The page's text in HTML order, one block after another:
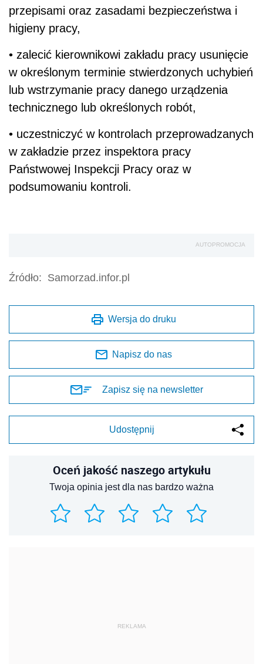
przepisami oraz zasadami bezpieczeństwa i
higieny pracy,
• zalecić kierownikowi zakładu pracy usunięcie
w określonym terminie stwierdzonych uchybień
lub wstrzymanie pracy danego urządzenia
technicznego lub określonych robót,
• uczestniczyć w kontrolach przeprowadzanych
w zakładzie przez inspektora pracy
Państwowej Inspekcji Pracy oraz w
podsumowaniu kontroli.
AUTOPROMOCJA
Źródło: Samorzad.infor.pl
Wersja do druku
Napisz do nas
Zapisz się na newsletter
Udostępnij
Oceń jakość naszego artykułu
Twoja opinia jest dla nas bardzo ważna
REKLAMA